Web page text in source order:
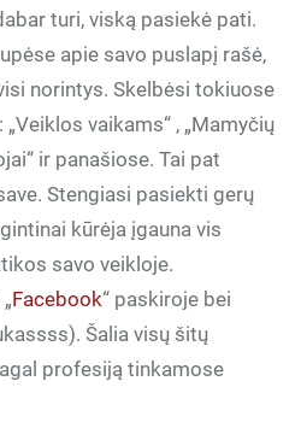
turi, viską pasiekė pati.
apie savo puslapį rašė,
norintys. Skelbėsi tokiuose
vaikams“ , „Mamyčių
ir panašiose. Tai pat
Stengiasi pasiekti gerų
kūrėja įgauna vis
savo veikloje.
Facebook“ paskiroje bei
Šalia visų šitų
profesiją tinkamose